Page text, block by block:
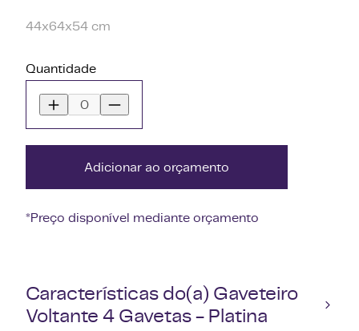
44x64x54 cm
Quantidade
Adicionar ao orçamento
*Preço disponível mediante orçamento
Características do(a) Gaveteiro
Voltante 4 Gavetas - Platina